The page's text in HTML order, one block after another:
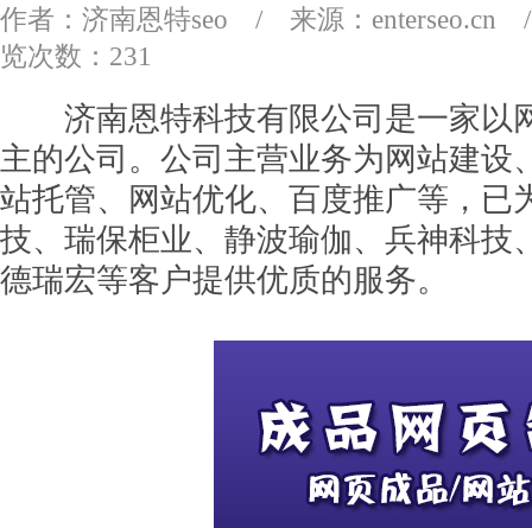
作者：济南恩特seo / 来源：
览次数： 231
济南恩特科技有限公司是一家以
主的公司。公司主营业务为网站建设
站托管、网站优化、百度推广等，已
技、瑞保柜业、静波瑜伽、兵神科技
德瑞宏等客户提供优质的服务。